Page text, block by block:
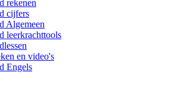
rekenen
cijfers
Algemeen
leerkrachttools
en video's
Engels